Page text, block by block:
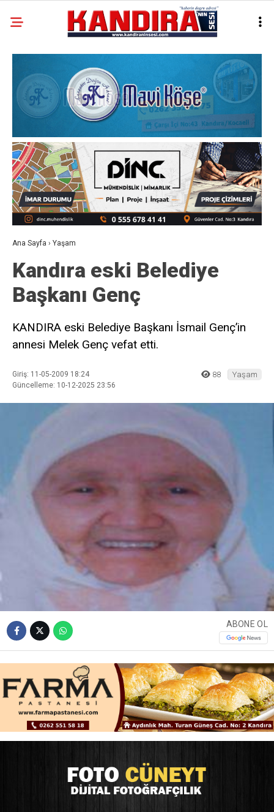
Ana Sayfa › Yaşam
Kandıra eski Belediye
Başkanı Genç
KANDIRA eski Belediye Başkanı İsmail Genç’in
annesi Melek Genç vefat etti.
Giriş: 11-05-2009 18:24
Güncelleme: 10-12-2025 23:56
88 Yaşam
ABONE OL